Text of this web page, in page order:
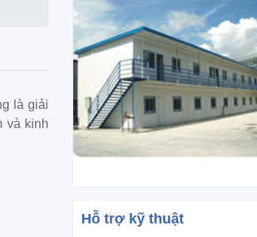
là giải
và kinh
Hỗ trợ kỹ thuật